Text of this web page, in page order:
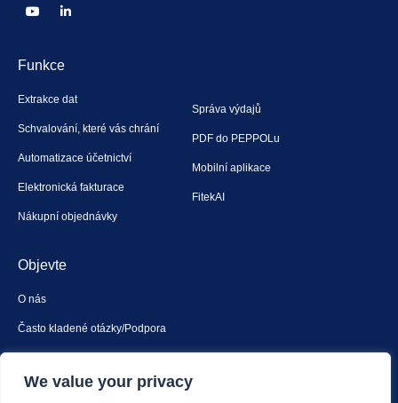
We value your privacy
Funkce
Extrakce dat
Schvalování, které vás chrání
Automatizace účetnictví
Elektronická fakturace
Nákupní objednávky
Správa výdajů
PDF do PEPPOLu
Mobilní aplikace
FitekAI
Objevte
O nás
Často kladené otázky/Podpora
Bezpečnost a soukromí